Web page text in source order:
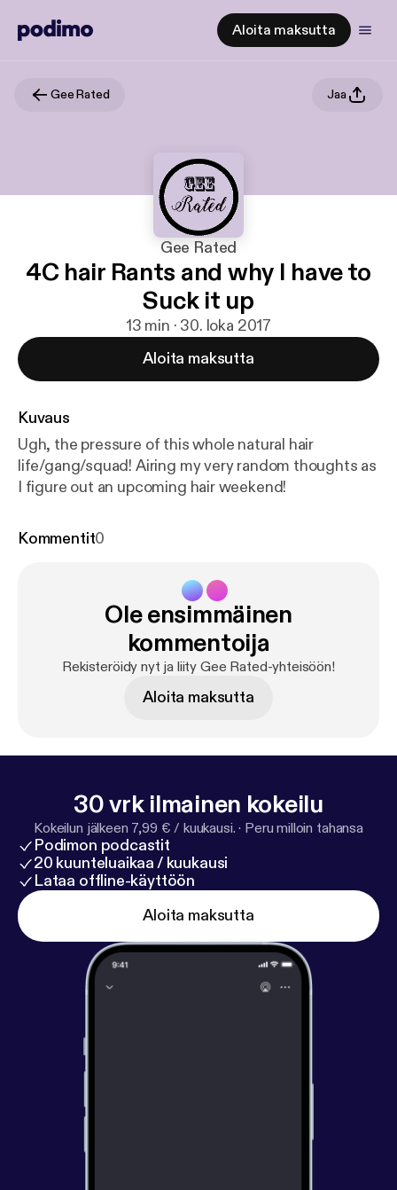
Aloita maksutta
Gee Rated Jaa
Gee Rated
4C hair Rants and why I have to
Suck it up
13 min · 30. loka 2017
Aloita maksutta
Kuvaus
Ugh, the pressure of this whole natural hair
life/gang/squad! Airing my very random thoughts as
I figure out an upcoming hair weekend!
Kommentit0
Ole ensimmäinen
kommentoija
Rekisteröidy nyt ja liity Gee Rated-yhteisöön!
Aloita maksutta
30 vrk ilmainen kokeilu
Kokeilun jälkeen 7,99 € / kuukausi. · Peru milloin tahansa
Podimon podcastit
20 kuunteluaikaa / kuukausi
Lataa offline-käyttöön
Aloita maksutta